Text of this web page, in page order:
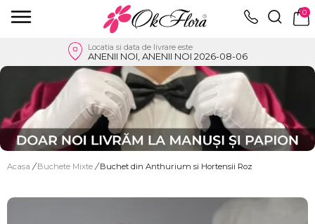
0
Locatia si data de livrare este
ANENII NOI, ANENII NOI 2026-08-06
Acasa / Buchete Mixte / Buchet din Anthurium si Hortensii Roz